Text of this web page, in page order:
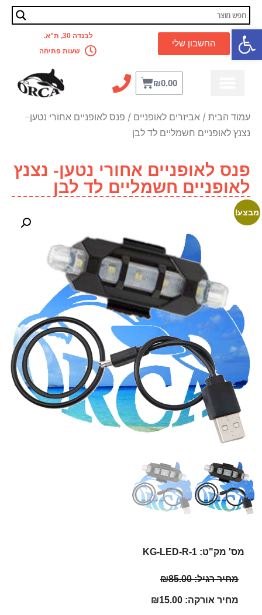
פתח סרגל נגישותהחשבון שלי
לבנדה 30, ת"א.
שעות פתיחה
₪0.00
עמוד הבית / אביזרים לאופניים / פנס לאופניים אחורי נטען-
נצנץ לאופניים חשמליים לד לבן
פנס לאופניים אחורי נטען- נצנץ
לאופניים חשמליים לד לבן
מס' מק"ט: KG-LED-R-1
מחיר רגיל: ₪85.00
מחיר אורקה: ₪15.00
מבצע!